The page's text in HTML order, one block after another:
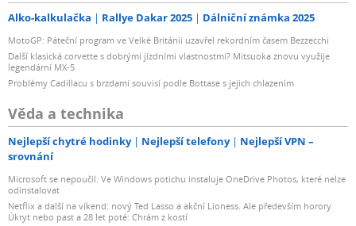
Alko-kalkulačka Rallye Dakar 2025 Dálniční známka 2025
MotoGP: Páteční program ve Velké Británii uzavřel rekordním časem Bezzecchi
Další klasická corvette s dobrými jízdními vlastnostmi? Mitsuoka znovu využije
legendární MX-5
Problémy Cadillacu s brzdami souvisí podle Bottase s jejich chlazením
Věda a technika
Nejlepší chytré hodinky Nejlepší telefony
Nejlepší VPN –
srovnání
Microsoft se nepoučil. Ve Windows potichu instaluje OneDrive Photos, které nelze
odinstalovat
Netflix a další na víkend: nový Ted Lasso a akční Lioness. Ale především horory
Úkryt nebo past a 28 let poté: Chrám z kostí